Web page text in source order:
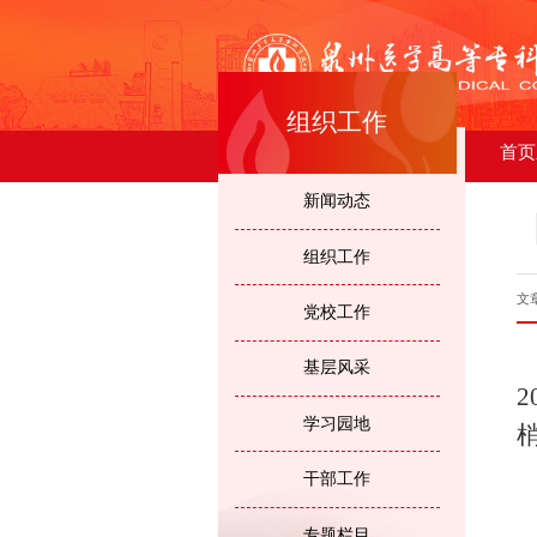
首页
组织工作
新闻动态
组织工作
党校工作
基层风采
学习园地
干部工作
文